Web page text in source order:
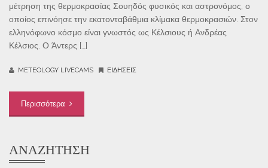
μέτρηση της θερμοκρασίας Σουηδός φυσικός και αστρονόμος, ο
οποίος επινόησε την εκατονταβάθμια κλίμακα θερμοκρασιών. Στον
ελληνόφωνο κόσμο είναι γνωστός ως Κέλσιους ή Ανδρέας
Κέλσιος. Ο Άντερς […]
METEOLOGY LIVECAMS ΕΙΔΉΣΕΙΣ
Περισσότερα
ΑΝΑΖΉΤΗΣΗ